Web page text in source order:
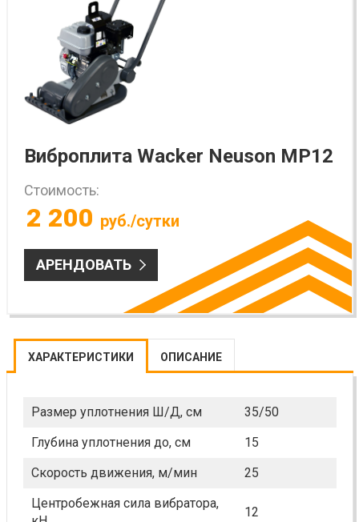
Виброплита Wacker Neuson MP12
Стоимость:
2 200 руб./сутки
АРЕНДОВАТЬ
ХАРАКТЕРИСТИКИ ОПИСАНИЕ
Размер уплотнения Ш/Д, см
35/50
Глубина уплотнения до, см
15
Скорость движения, м/мин
25
Центробежная сила вибратора,
12